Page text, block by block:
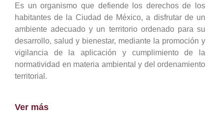
Es un organismo que defiende los derechos de los
habitantes de la Ciudad de México, a disfrutar de un
ambiente adecuado y un territorio ordenado para su
desarrollo, salud y bienestar, mediante la promoción y
vigilancia de la aplicación y cumplimiento de la
normatividad en materia ambiental y del ordenamiento
territorial.
Ver más